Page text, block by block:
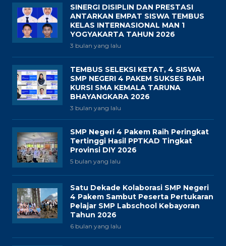
SINERGI DISIPLIN DAN PRESTASI
ANTARKAN EMPAT SISWA TEMBUS
KELAS INTERNASIONAL MAN 1
YOGYAKARTA TAHUN 2026
3 bulan yang lalu
TEMBUS SELEKSI KETAT, 4 SISWA
SMP NEGERI 4 PAKEM SUKSES RAIH
KURSI SMA KEMALA TARUNA
BHAYANGKARA 2026
3 bulan yang lalu
SMP Negeri 4 Pakem Raih Peringkat
Tertinggi Hasil PPTKAD Tingkat
Provinsi DIY 2026
5 bulan yang lalu
Satu Dekade Kolaborasi SMP Negeri
4 Pakem Sambut Peserta Pertukaran
Pelajar SMP Labschool Kebayoran
Tahun 2026
6 bulan yang lalu